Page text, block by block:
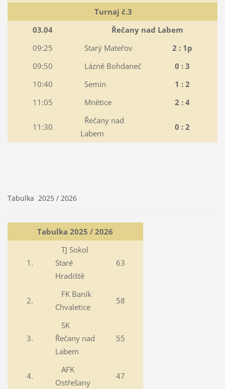
Turnaj č.3
03.04
Řečany nad Labem
09:25
Starý Mateřov
2 : 1p
09:50
Lázně Bohdaneč
0 : 3
10:40
Semín
1 : 2
11:05
Mnětice 2 : 4
11:30
Řečany nad
Labem
0 : 2
Tabulka 2025 / 2026
Tabulka 2025 / 2026
1.
TJ Sokol
Staré
Hradiště
63
2.
FK Baník
Chvaletice
58
3.
SK
Řečany nad
Labem
55
4.
AFK
Ostřešany
47